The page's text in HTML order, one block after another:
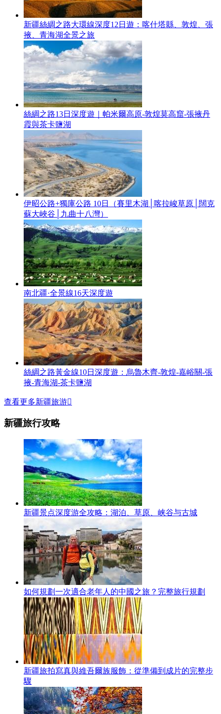
新疆絲綢之路大環線深度12日遊：喀什塔縣、敦煌、張
掖、青海湖全景之旅
絲綢之路13日深度遊｜帕米爾高原-敦煌莫高窟-張掖丹
霞與茶卡鹽湖
伊昭公路+獨庫公路 10日（賽里木湖│喀拉峻草原│闊克
蘇大峽谷│九曲十八灣）
南北疆·全景線16天深度遊
絲綢之路黃金線10日深度遊：烏魯木齊-敦煌-嘉峪關-張
掖-青海湖-茶卡鹽湖
查看更多新疆旅游
新疆旅行攻略
新疆景点深度游全攻略：湖泊、草原、峡谷与古城
如何規劃一次適合老年人的中國之旅？完整旅行規劃
新疆旅拍寫真與維吾爾族服飾：從準備到成片的完整步
驟